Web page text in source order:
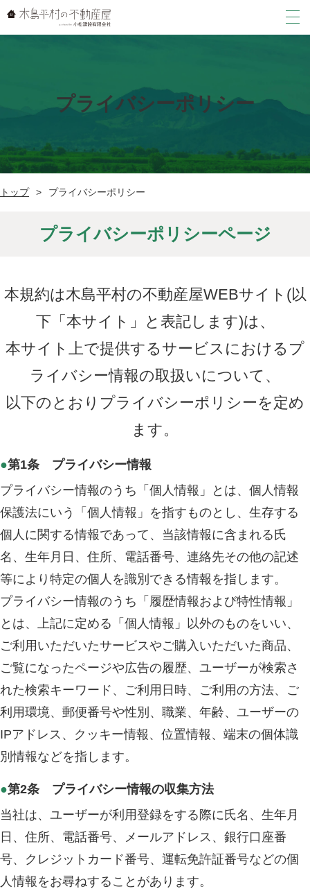
買いたい
土地
その他
アパート・マンション
店舗・事務所・倉庫
トップ
プライバシーポリシー
トップ プライバシーポリシー
プライバシーポリシーページ
本規約は木島平村の不動産屋WEBサイト(以
下「本サイト」と表記します)は、
本サイト上で提供するサービスにおけるプ
ライバシー情報の取扱いについて、
以下のとおりプライバシーポリシーを定め
ます。
●第1条 プライバシー情報
プライバシー情報のうち「個人情報」とは、個人情報
保護法にいう「個人情報」を指すものとし、生存する
個人に関する情報であって、当該情報に含まれる氏
名、生年月日、住所、電話番号、連絡先その他の記述
等により特定の個人を識別できる情報を指します。
プライバシー情報のうち「履歴情報および特性情報」
とは、上記に定める「個人情報」以外のものをいい、
ご利用いただいたサービスやご購入いただいた商品、
ご覧になったページや広告の履歴、ユーザーが検索さ
れた検索キーワード、ご利用日時、ご利用の方法、ご
利用環境、郵便番号や性別、職業、年齢、ユーザーの
IPアドレス、クッキー情報、位置情報、端末の個体識
別情報などを指します。
●第2条 プライバシー情報の収集方法
当社は、ユーザーが利用登録をする際に氏名、生年月
日、住所、電話番号、メールアドレス、銀行口座番
号、クレジットカード番号、運転免許証番号などの個
人情報をお尋ねすることがあります。